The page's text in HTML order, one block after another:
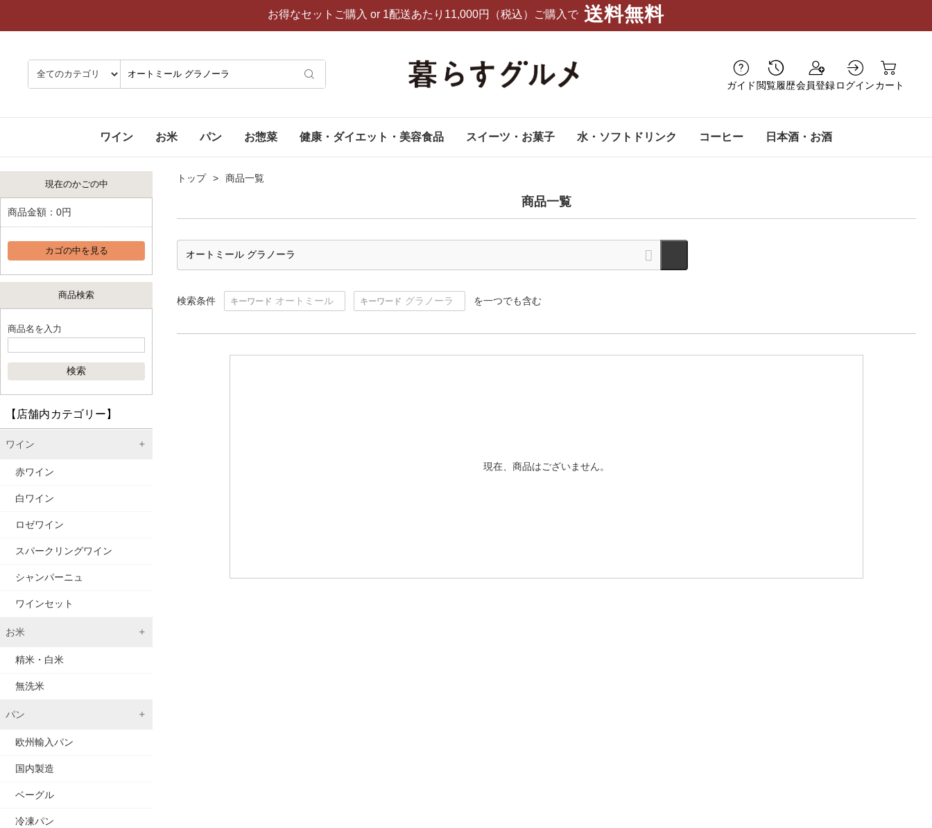
お得なセットご購入 or 1配送あたり11,000円（税込）ご購入で 送料無料
ガイド 閲覧履歴会員登録ログインカート
ワイン お米 パン お惣菜 健康・ダイエット・美容食品 スイーツ・お菓子 水・ソフトドリンク コーヒー 日本酒・お酒
現在のかごの中
商品金額： 0円
カゴの中を見る
商品検索
商品名を入力
【店舗内カテゴリー】
ワイン
赤ワイン
白ワイン
ロゼワイン
スパークリングワイン
シャンパーニュ
ワインセット
お米
精米・白米
無洗米
パン
欧州輸入パン
国内製造
ベーグル
冷凍パン
トップ 商品一覧
商品一覧
検索条件 キーワード オートミール キーワード グラノーラ を一つでも含む
現在、商品はございません。